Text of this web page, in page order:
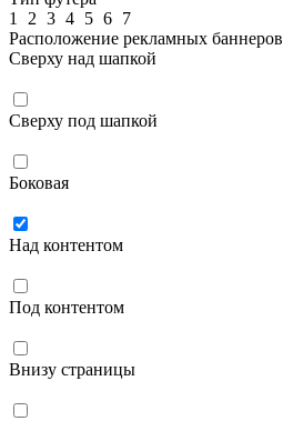
1
2 3 4 5 6 7
Расположение рекламных баннеров
Сверху над шапкой
Сверху под шапкой
Боковая
Над контентом
Под контентом
Внизу страницы